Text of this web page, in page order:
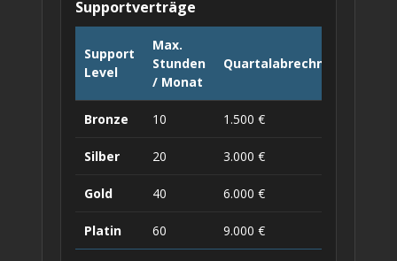
Supportverträge
Support
Level
Max.
Stunden
/ Monat
Quartalabrechnung
Bronze 10 1.500 €
Silber 20 3.000 €
Gold 40 6.000 €
Platin 60 9.000 €